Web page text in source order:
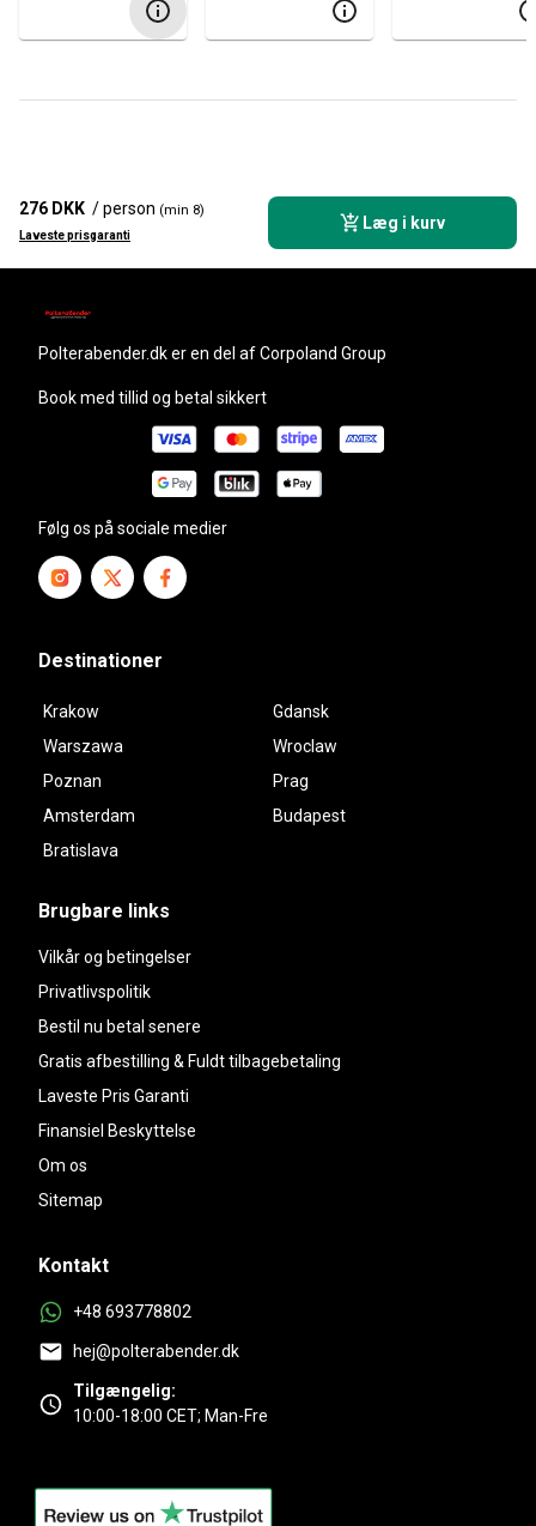
276 DKK / person (min 8)
Laveste prisgaranti
Læg i kurv
polterabender.dker en del af Corpoland Group
Book med tillid og betal sikkert
Følg os på sociale medier
Destinationer
Krakow
Gdansk
Warszawa
Wroclaw
Poznan
Prag
Amsterdam
Budapest
Bratislava
Brugbare links
Vilkår og betingelser
Privatlivspolitik
Bestil nu betal senere
Gratis afbestilling & Fuldt tilbagebetaling
Laveste Pris Garanti
Finansiel Beskyttelse
Om os
Sitemap
Kontakt
+48 693778802
hej@polterabender.dk
Tilgængelig:
10:00-18:00 CET; Man-Fre